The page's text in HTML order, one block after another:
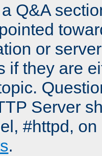
Q&A
or
if they are
Server
#httpd,
.